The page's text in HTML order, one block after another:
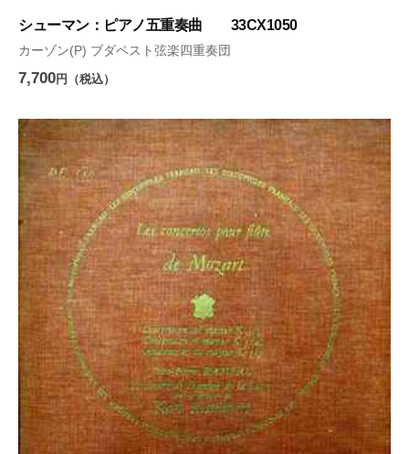
シューマン：ピアノ五重奏曲 33CX1050
カーゾン(P) ブダペスト弦楽四重奏団
7,700円（税込）